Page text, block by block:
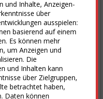
und Inhalte, Anzeigen-
über
ausspielen:
basierend auf einem
Es können mehr
um Anzeigen und
Die
und Inhalten kann
über Zielgruppen,
betrachtet haben,
Daten können
5. Aug